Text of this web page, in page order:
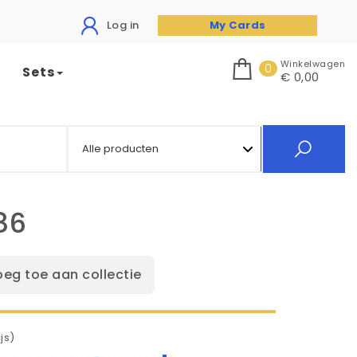
Log in My Cards
Sets 0 Winkelwagen
€ 0,00
toe aan collectie